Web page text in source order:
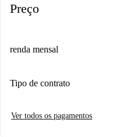
Preço
renda mensal
Tipo de contrato
Ver todos os pagamentos